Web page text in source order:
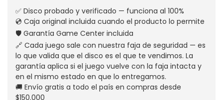
✅ Disco probado y verificado — funciona al 100%
💿 Caja original incluida cuando el producto lo permite
🛡️ Garantía Game Center incluida
🔗 Cada juego sale con nuestra faja de seguridad — es
lo que valida que el disco es el que te vendimos. La
garantía aplica si el juego vuelve con la faja intacta y
en el mismo estado en que lo entregamos.
🚚 Envío gratis a todo el país en compras desde
$150.000